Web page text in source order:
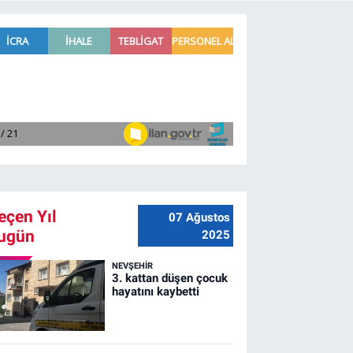
Yıl
07 Ağustos
2025
NEVŞEHIR
3. kattan düşen çocuk
hayatını kaybetti